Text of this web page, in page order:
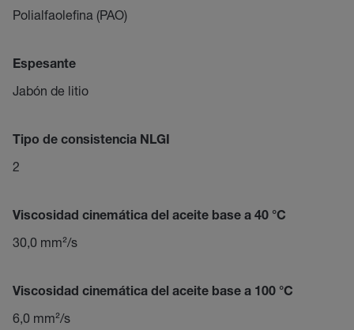
Polialfaolefina (PAO)
Espesante
Jabón de litio
Tipo de consistencia NLGI
2
Viscosidad cinemática del aceite base a 40 °C
30,0 mm²/s
Viscosidad cinemática del aceite base a 100 °C
6,0 mm²/s